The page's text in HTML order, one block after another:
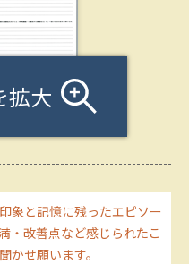
拡大
象と記憶に残ったエピソー
・改善点など感じられたこ
かせ願います。